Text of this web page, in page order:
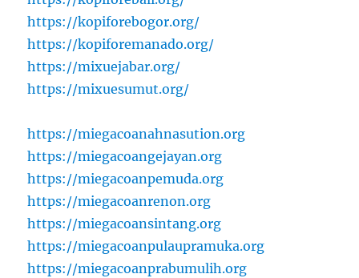
https://kopiforebogor.org/
https://kopiforemanado.org/
https://mixuejabar.org/
https://mixuesumut.org/
https://miegacoanahnasution.org
https://miegacoangejayan.org
https://miegacoanpemuda.org
https://miegacoanrenon.org
https://miegacoansintang.org
https://miegacoanpulaupramuka.org
https://miegacoanprabumulih.org